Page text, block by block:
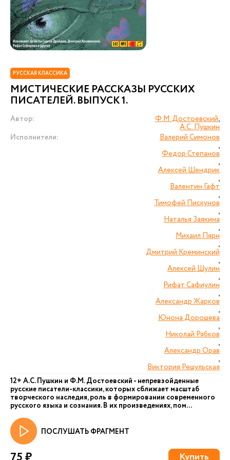
РУССКАЯ КЛАССИКА
МИСТИЧЕСКИЕ РАССКАЗЫ РУССКИХ
ПИСАТЕЛЕЙ. ВЫПУСК 1.
Автор: Ф.М. Достоевский,
А.С. Пушкин
Исполнители:
Валерий Симонов
,
Федор Степанов
,
Алексей Шендрик
,
Валентин Гафт
,
Тимофей Пискунов
,
Наталья Заякина
,
Михаил Пярн
,
Дмитрий Креминский
,
Алексей Шулин
,
Рифат Сафиулин
,
Александр Жарков
,
Юнона Дорошева
,
Николай Рябков
,
Александр Орав
,
Виктория Решульская
12+ А.С. Пушкин и Ф.М. Достоевский - непревзойденные
русские писатели-классики, которых сближает масштаб
творческого наследия, роль в формировании современного
русского языка и сознания. В их произведениях, пом...
ПОСЛУШАТЬ ФРАГМЕНТ
Купить